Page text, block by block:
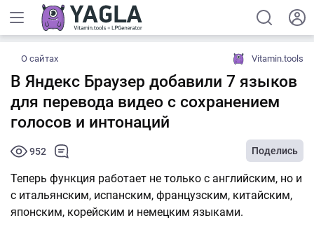
О сайтах Vitamin.tools
В Яндекс Браузер добавили 7 языков
для перевода видео с сохранением
голосов и интонаций
952 Поделись
Теперь функция работает не только с английским, но и
с итальянским, испанским, французским, китайским,
японским, корейским и немецким языками.